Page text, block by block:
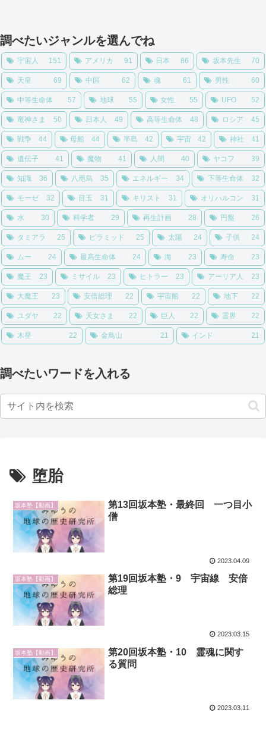
調べたいジャンルを選んでね
宇宙人 151 アメリカ 91 日本 86 坂本先生 70
天皇 69 中国 62 魂 61 男性 60
中等生命体 57 地球 55 女性 55 UFO 52
竜神さま 50 日本人 49 高等生命体 48 ロシア 45
戦争 44 母船 44 半島 42 宇宙 42 神社 41
遺伝子 41 魔物 41 人間 40 ヤコフ 39
知識 36 八咫烏 35 エネルギー 34 下等生命体 32
モーゼ 32 目玉 31 キリスト 31 オリハルコン 31
水 30 科学者 29 再生計画 28 円盤 26
タミアラ 25 ピラミッド 25 太陽 24 子供 24
ムー 24 最高生命体 24 海 23 寿命 23
魔王 23 ミサイル 23 ヒトラー 23 アーリア人 23
大魔王 23 安倍総理 22 宇宙船 22 地下 22
ユダヤ 22 天女さま 22 巨人 22 霊界 22
木星 22 金鳥山 21 インド 21
調べたいワードを入れる
堕胎
坂本塾【動画】
第13回坂本塾・最終回 一つ目小
僧
2023.04.09
坂本塾【動画】
第19回坂本塾・9 宇宙線 安倍
総理
2023.03.15
坂本塾【動画】
第20回坂本塾・10 霊魂に関す
る質問
2023.03.11